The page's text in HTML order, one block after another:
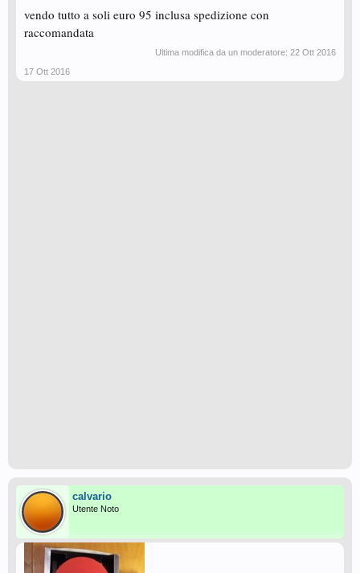
vendo tutto a soli euro 95 inclusa spedizione con
raccomandata
Ultima modifica da un moderatore: 22 Ott 2016
17 Ott 2016
calvario
Utente Noto